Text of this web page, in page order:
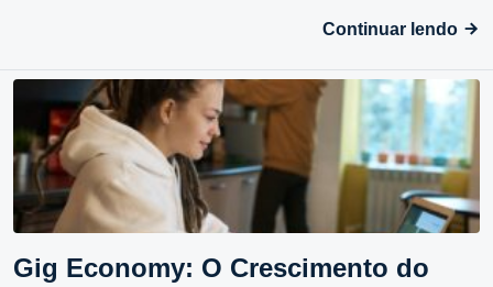
Continuar lendo
Gig Economy: O Crescimento do